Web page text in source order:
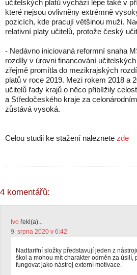
učitelských platů vychází lépe také v
které nejsou ovlivněny extrémně
pozicích, kde pracují většinou muži.
relativní platy učitelů, protože český
- Nedávno iniciovaná reformní snaha
rozdíly v úrovni financování
zřejmě promítla do mezikrajských
platů v roce 2019. Mezi rokem 2018 a
učitelů řady krajů o něco přiblížily
a Středočeského kraje za
zůstává vysoká.
Celou studii ke stažení naleznete zde
4 komentářů:
Ivo řekl(a)...
9. srpna 2020 v 6:42
Nadtarifní složky představují jeden z
škol a mohou mít charakter odměn za úsilí,
fungovat jako nástroj externí motivace.